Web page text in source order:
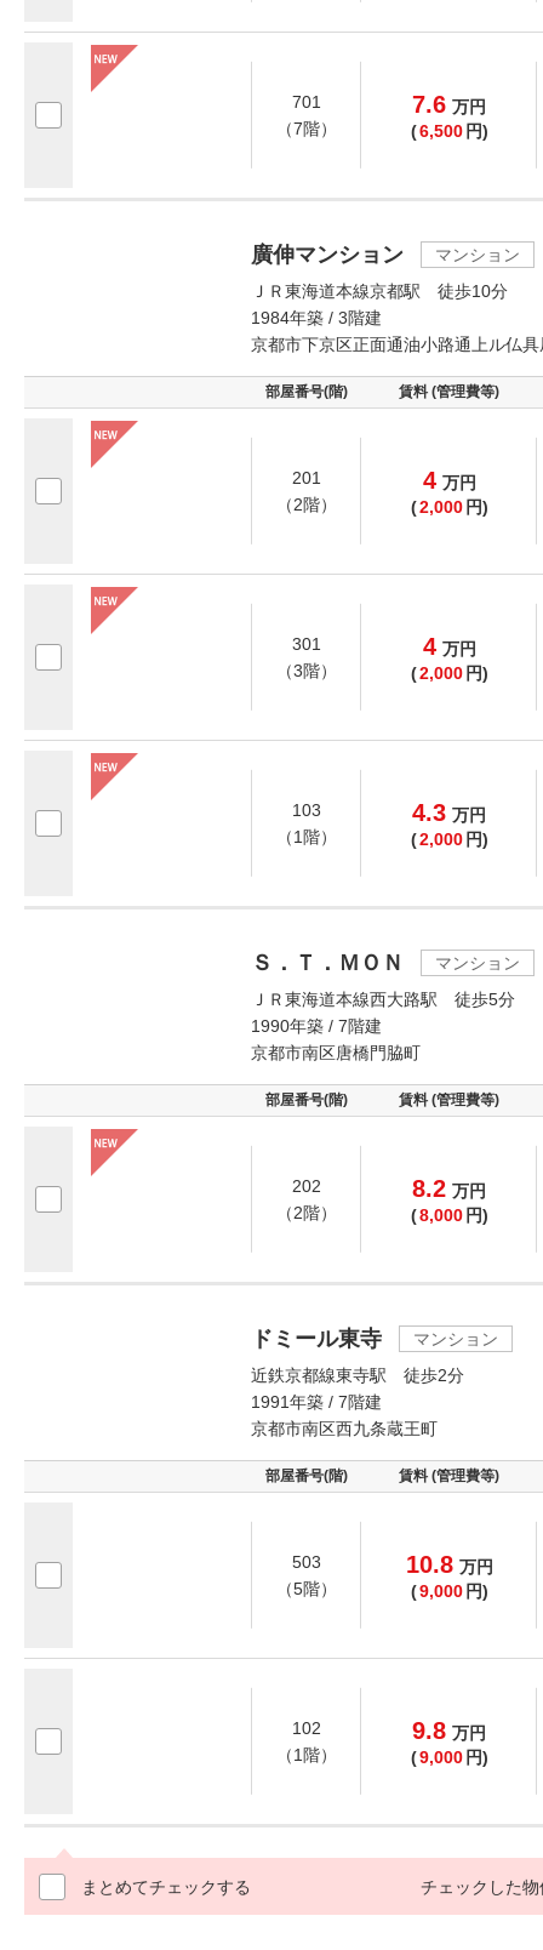
701
（7階）
7.6 万円
(6,500 円)
廣伸マンション
マンション
ＪＲ東海道本線京都駅 徒歩10分
1984年築 / 3階建
京都市下京区正面通油小路通上ル仏具
部屋番号(階) 賃料 (管理費等)
201
（2階）
4 万円
(2,000 円)
301
（3階）
4 万円
(2,000 円)
103
（1階）
4.3 万円
(2,000 円)
Ｓ．Ｔ．ＭＯＮ
マンション
ＪＲ東海道本線西大路駅 徒歩5分
1990年築 / 7階建
京都市南区唐橋門脇町
部屋番号(階) 賃料 (管理費等)
202
（2階）
8.2 万円
(8,000 円)
ドミール東寺
マンション
近鉄京都線東寺駅 徒歩2分
1991年築 / 7階建
京都市南区西九条蔵王町
部屋番号(階) 賃料 (管理費等)
503
（5階）
10.8 万円
(9,000 円)
102
（1階）
9.8 万円
(9,000 円)
まとめてチェックする チェックした物